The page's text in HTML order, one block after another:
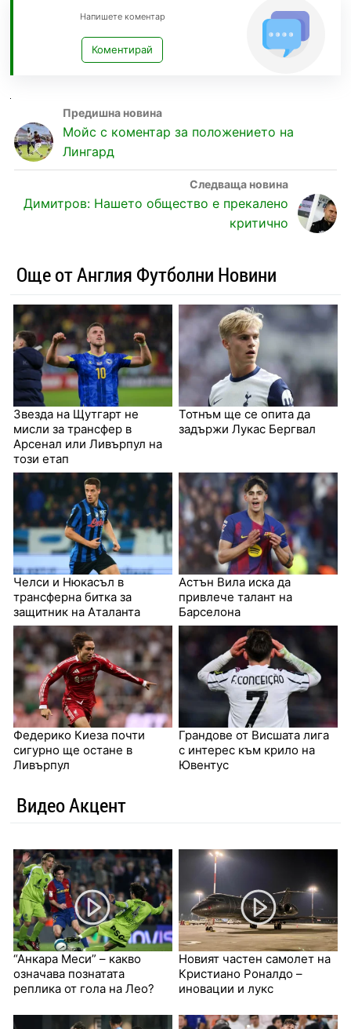
Напишете коментар
Коментирай
Мойс с коментар за положението на
Лингард
Димитров: Нашето общество е прекалено
критично
Още от Англия Футболни Новини
Звезда на Щутгарт не
мисли за трансфер в
Арсенал или Ливърпул на
този етап
Тотнъм ще се опита да
задържи Лукас Бергвал
Челси и Нюкасъл в
трансферна битка за
защитник на Аталанта
Астън Вила иска да
привлече талант на
Барселона
Федерико Киеза почти
сигурно ще остане в
Ливърпул
Грандове от Висшата лига
с интерес към крило на
Ювентус
Видео Акцент
“Анкара Меси” – какво
означава познатата
реплика от гола на Лео?
Новият частен самолет на
Кристиано Роналдо –
иновации и лукс